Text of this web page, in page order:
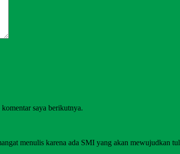
saya berikutnya.
menulis karena ada SMI yang akan mewujudkan